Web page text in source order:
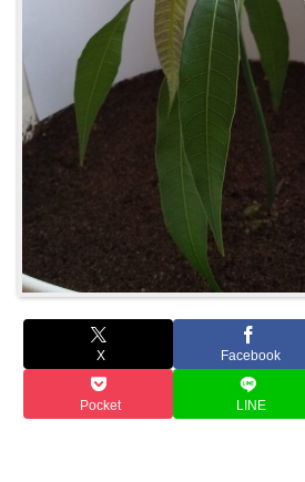
X Facebook
Pocket LINE